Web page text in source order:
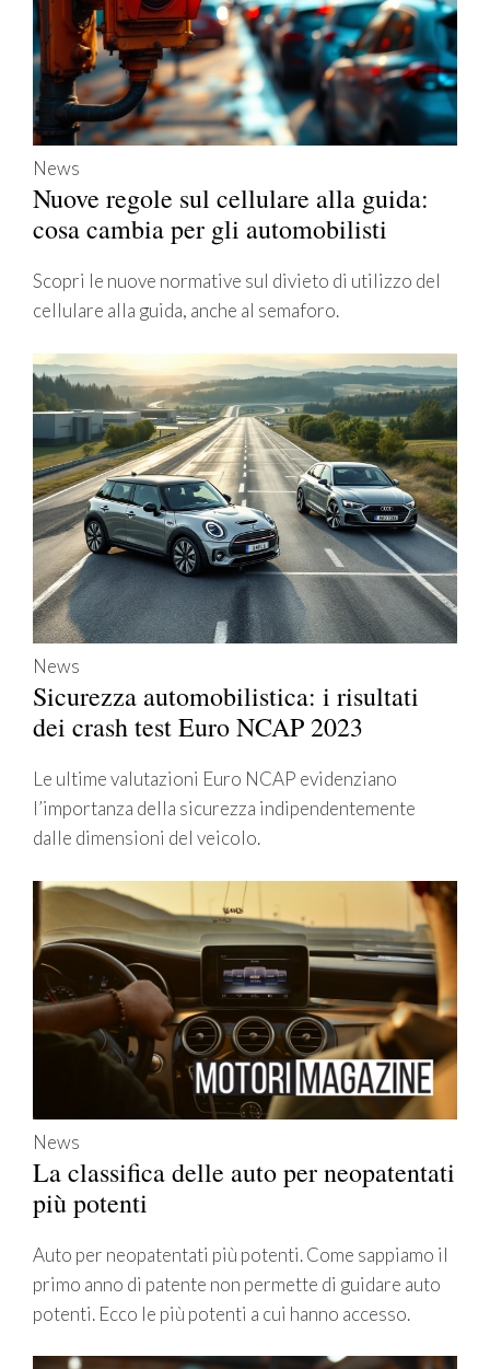
News
Nuove regole sul cellulare alla guida:
cosa cambia per gli automobilisti
Scopri le nuove normative sul divieto di utilizzo del
cellulare alla guida, anche al semaforo.
News
Sicurezza automobilistica: i risultati
dei crash test Euro NCAP 2023
Le ultime valutazioni Euro NCAP evidenziano
l’importanza della sicurezza indipendentemente
dalle dimensioni del veicolo.
News
La classifica delle auto per neopatentati
più potenti
Auto per neopatentati più potenti. Come sappiamo il
primo anno di patente non permette di guidare auto
potenti. Ecco le più potenti a cui hanno accesso.